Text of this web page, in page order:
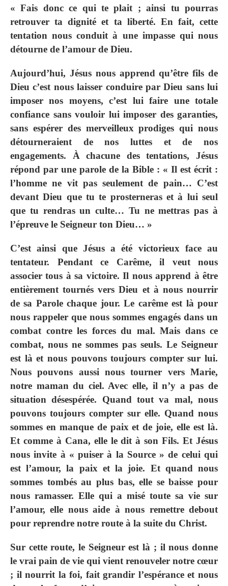
« Fais donc ce qui te plait ; ainsi tu pourras
retrouver ta dignité et ta liberté. En fait, cette
tentation nous conduit à une impasse qui nous
détourne de l’amour de Dieu.
Aujourd’hui, Jésus nous apprend qu’être fils de
Dieu c’est nous laisser conduire par Dieu sans lui
imposer nos moyens, c’est lui faire une totale
confiance sans vouloir lui imposer des garanties,
sans espérer des merveilleux prodiges qui nous
détourneraient de nos luttes et de nos
engagements. À chacune des tentations, Jésus
répond par une parole de la Bible : « Il est écrit :
l’homme ne vit pas seulement de pain… C’est
devant Dieu que tu te prosterneras et à lui seul
que tu rendras un culte… Tu ne mettras pas à
l’épreuve le Seigneur ton Dieu… »
C’est ainsi que Jésus a été victorieux face au
tentateur. Pendant ce Carême, il veut nous
associer tous à sa victoire. Il nous apprend à être
entièrement tournés vers Dieu et à nous nourrir
de sa Parole chaque jour. Le carême est là pour
nous rappeler que nous sommes engagés dans un
combat contre les forces du mal. Mais dans ce
combat, nous ne sommes pas seuls. Le Seigneur
est là et nous pouvons toujours compter sur lui.
Nous pouvons aussi nous tourner vers Marie,
notre maman du ciel. Avec elle, il n’y a pas de
situation désespérée. Quand tout va mal, nous
pouvons toujours compter sur elle. Quand nous
sommes en manque de paix et de joie, elle est là.
Et comme à Cana, elle le dit à son Fils. Et Jésus
nous invite à « puiser à la Source » de celui qui
est l’amour, la paix et la joie. Et quand nous
sommes tombés au plus bas, elle se baisse pour
nous ramasser. Elle qui a misé toute sa vie sur
l’amour, elle nous aide à nous remettre debout
pour reprendre notre route à la suite du Christ.
Sur cette route, le Seigneur est là ; il nous donne
le vrai pain de vie qui vient renouveler notre cœur
; il nourrit la foi, fait grandir l’espérance et nous